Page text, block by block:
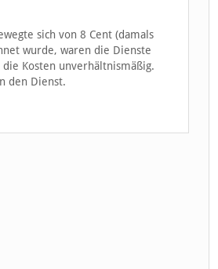
sich von 8 Cent (damals
wurde, waren die Dienste
Kosten unverhältnismäßig.
den Dienst.